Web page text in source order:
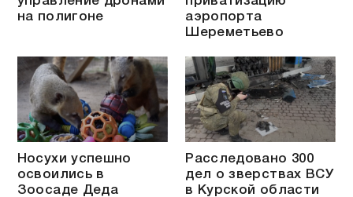
на полигоне
аэропорта
Шереметьево
Носухи успешно
освоились в
Зоосаде Деда
Расследовано 300
дел о зверствах ВСУ
в Курской области